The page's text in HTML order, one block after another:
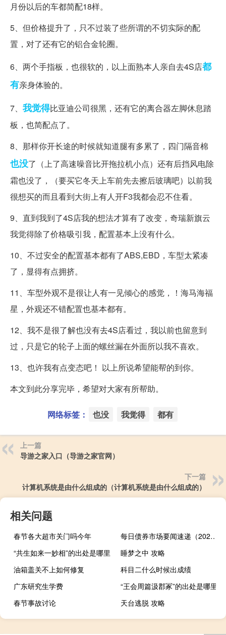
月份以后的车都简配18样。
5、但价格提升了，只不过装了些所谓的不切实际的配
置，对了还有它的铝合金轮圈。
6、两个手指板，也很软的，以上面熟本人亲自去4S店都
有亲身体验的。
7、 我觉得比亚迪公司很黑，还有它的离合器左脚休息踏
板，也简配点了。
8、那样你开长途的时候就知道腿有多累了，四门隔音棉
也没了（上了高速噪音比开拖拉机小点）还有后挡风电除
霜也没了，（要买它冬天上车前先去擦后玻璃吧）以前我
很想买的而且看到大街上有人开F3我都会忍不住看。
9、直到我到了4S店我的想法才算有了改变，奇瑞新旗云
我觉得除了价格吸引我，配置基本上没有什么。
10、不过安全的配置基本都有了ABS,EBD，车型太紧凑
了，显得有点拥挤。
11、车型外观不是很让人有一见倾心的感觉，！海马海福
星，外观还不错配置也基本都有。
12、我不是很了解也没有去4S店看过，我以前也留意到
过，只是它的轮子上面的螺丝漏在外面所以我不喜欢。
13、也许我有点变态吧！ 以上所说希望能帮的到你。
本文到此分享完毕，希望对大家有所帮助。
网络标签： 也没 我觉得 都有
上一篇
导游之家入口（导游之家官网）
下一篇
计算机系统是由什么组成的（计算机系统是由什么组成的）
相关问题
春节各大超市关门吗今年
每日债券市场要闻速递（2023-08-08）
“共生如来一妙相”的出处是哪里
睡梦之中 攻略
油箱盖关不上如何修复
科目二什么时候出成绩
广东研究生学费
“王会周篇汲郡冢”的出处是哪里
春节事故讨论
天台逃脱 攻略